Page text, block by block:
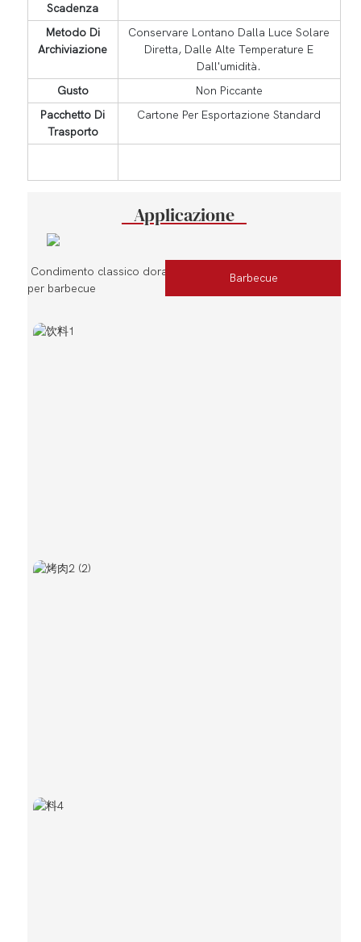
Scadenza
Metodo Di
Archiviazione
Conservare Lontano Dalla Luce Solare
Diretta, Dalle Alte Temperature E
Dall'umidità.
Gusto
Non Piccante
Pacchetto Di
Trasporto
Cartone Per Esportazione Standard
Applicazione
Condimento classico dorato
per barbecue
Barbecue